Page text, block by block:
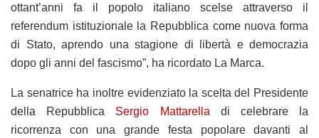
ottant’anni fa il popolo italiano scelse attraverso il
referendum istituzionale la Repubblica come nuova forma
di Stato, aprendo una stagione di libertà e democrazia
dopo gli anni del fascismo”, ha ricordato La Marca.
La senatrice ha inoltre evidenziato la scelta del Presidente
della Repubblica Sergio Mattarella di celebrare la
ricorrenza con una grande festa popolare davanti al